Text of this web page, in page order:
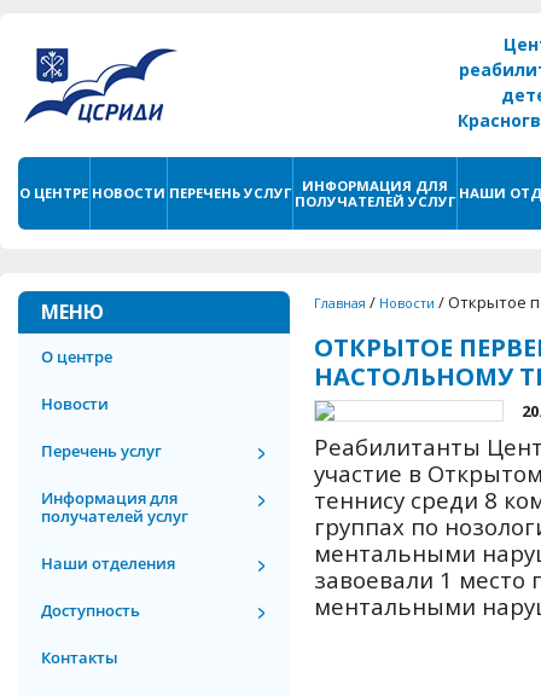
О ЦЕНТРЕ НОВОСТИ ПЕРЕЧЕНЬ УСЛУГ
ИНФОРМАЦИЯ ДЛЯ
ПОЛУЧАТЕЛЕЙ УСЛУГ НАШИ
МЕНЮ
О центре
Новости
Перечень услуг
Информация для
получателей услуг
Наши отделения
Доступность
Контакты
Главная / Новости /Открытое
ОТКРЫТОЕ
НАСТОЛЬНОМУ
Реабилитанты
участие в
теннису среди 8
группах по
ментальными
завоевали 1 место
ментальными